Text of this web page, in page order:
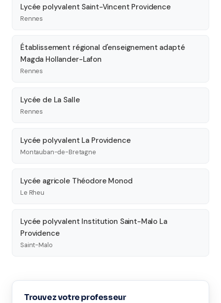
Lycée polyvalent Saint-Vincent Providence
Rennes
Établissement régional d'enseignement adapté
Magda Hollander-Lafon
Rennes
Lycée de La Salle
Rennes
Lycée polyvalent La Providence
Montauban-de-Bretagne
Lycée agricole Théodore Monod
Le Rheu
Lycée polyvalent Institution Saint-Malo La
Providence
Saint-Malo
Trouvez votre professeur